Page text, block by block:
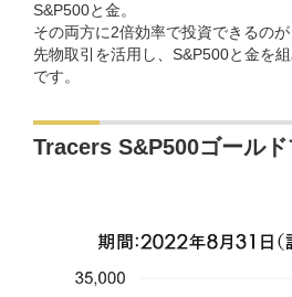
S&P500と金。
その両方に2倍効率で投資できるの
先物取引を活用し、S&P500と金を
です。
Tracers S&P500ゴール